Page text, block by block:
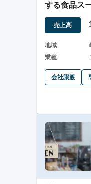
する食品ス
売上高
地域
業種
会社譲渡